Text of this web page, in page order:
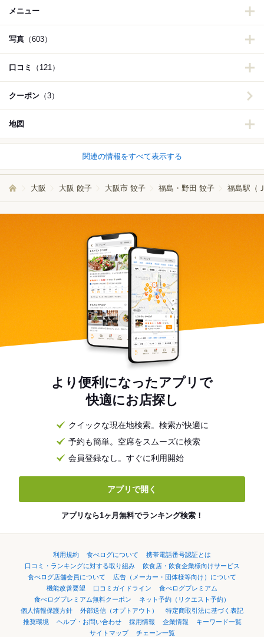
メニュー
写真 （603）
口コミ （121）
クーポン （3）
地図
関連の情報をすべて表示する
大阪 大阪 餃子 大阪市 餃子 福島・野田 餃子 福島駅（
より便利になったアプリで
快適にお店探し
クイックな現在地検索。検索が快適に
予約も簡単。空席をスムーズに検索
会員登録なし。すぐに利用開始
アプリで開く
アプリなら1ヶ月無料でランキング検索！
利用規約 食べログについて
携帯電話番号認証とは
口コミ・ランキングに対する取り組み
飲食店・飲食企業様向けサービス
食べログ店舗会員について
広告（メーカー・団体様等向け）について
機能改善要望
口コミガイドライン
食べログプレミアム
食べログプレミアム無料クーポン
ネット予約（リクエスト予約）
個人情報保護方針
外部送信（オプトアウト）
特定商取引法に基づく表記
推奨環境
ヘルプ・お問い合わせ 採用情報 企業情報
キーワード一覧
サイトマップ
チェーン一覧